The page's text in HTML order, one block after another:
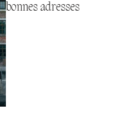
bonnes adresses